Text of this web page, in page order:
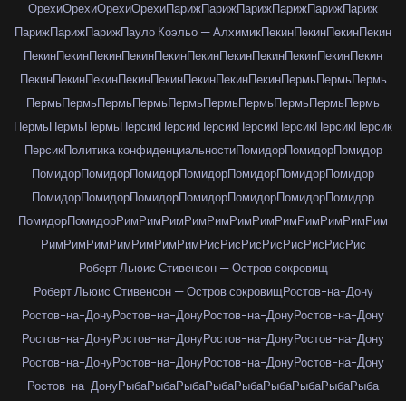
ОрехиОрехиОрехиОрехиПарижПарижПарижПарижПарижПариж
ПарижПарижПарижПауло Коэльо — АлхимикПекинПекинПекинПекин
ПекинПекинПекинПекинПекинПекинПекинПекинПекинПекинПекин
ПекинПекинПекинПекинПекинПекинПекинПекинПермьПермьПермь
ПермьПермьПермьПермьПермьПермьПермьПермьПермьПермь
ПермьПермьПермьПерсикПерсикПерсикПерсикПерсикПерсикПерсик
ПерсикПолитика конфиденциальностиПомидорПомидорПомидор
ПомидорПомидорПомидорПомидорПомидорПомидорПомидор
ПомидорПомидорПомидорПомидорПомидорПомидорПомидор
ПомидорПомидорРимРимРимРимРимРимРимРимРимРимРимРим
РимРимРимРимРимРимРимРисРисРисРисРисРисРисРис
Роберт Льюис Стивенсон — Остров сокровищ
Роберт Льюис Стивенсон — Остров сокровищРостов-на-Дону
Ростов-на-ДонуРостов-на-ДонуРостов-на-ДонуРостов-на-Дону
Ростов-на-ДонуРостов-на-ДонуРостов-на-ДонуРостов-на-Дону
Ростов-на-ДонуРостов-на-ДонуРостов-на-ДонуРостов-на-Дону
Ростов-на-ДонуРыбаРыбаРыбаРыбаРыбаРыбаРыбаРыбаРыба